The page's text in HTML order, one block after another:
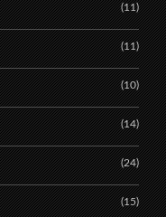
(11)
(11)
(10)
(14)
(24)
(15)